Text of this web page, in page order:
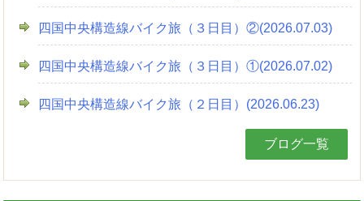
四国中央構造線バイク旅（３日目）②(2026.07.03)
四国中央構造線バイク旅（３日目）①(2026.07.02)
四国中央構造線バイク旅（２日目）(2026.06.23)
ブログ一覧